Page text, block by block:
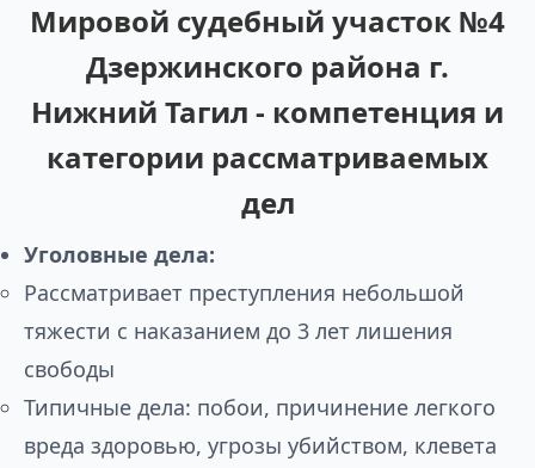
Мировой судебный участок №4
Дзержинского района г.
Нижний Тагил - компетенция и
категории рассматриваемых
дел
Уголовные дела:
Рассматривает преступления небольшой
тяжести с наказанием до 3 лет лишения
свободы
Типичные дела: побои, причинение легкого
вреда здоровью, угрозы убийством, клевета